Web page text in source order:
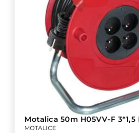
Motalica 50m H05VV-F
MOTALICE